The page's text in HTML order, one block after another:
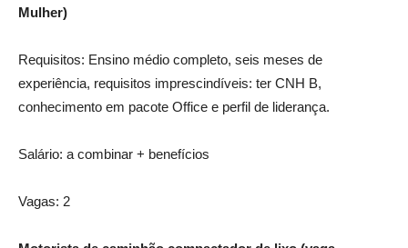
Mulher)
Requisitos: Ensino médio completo, seis meses de
experiência, requisitos imprescindíveis: ter CNH B,
conhecimento em pacote Office e perfil de liderança.
Salário: a combinar + benefícios
Vagas: 2